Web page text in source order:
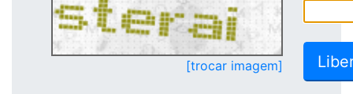
[trocar imagem]